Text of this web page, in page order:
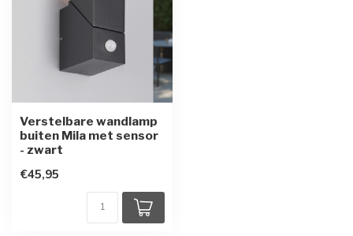
Verstelbare wandlamp
buiten Mila met sensor
- zwart
€45,95